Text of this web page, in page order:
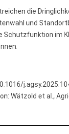
die
und
im
Wätzold et al.,